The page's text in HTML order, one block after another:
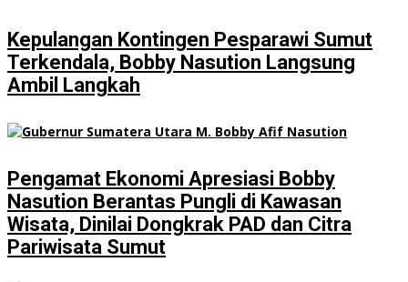
Kepulangan Kontingen Pesparawi Sumut
Terkendala, Bobby Nasution Langsung
Ambil Langkah
Pengamat Ekonomi Apresiasi Bobby
Nasution Berantas Pungli di Kawasan
Wisata, Dinilai Dongkrak PAD dan Citra
Pariwisata Sumut